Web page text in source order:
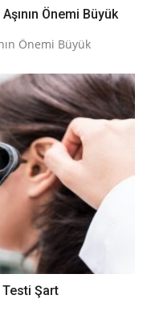
Önemi Büyük
Önemi Büyük
Testi Şart